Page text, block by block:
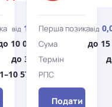
від 1% /день
10 000 грн
до 365 дн.
570,66%
Перша позикавід
Сума до 15
Термін
РПС
Подати